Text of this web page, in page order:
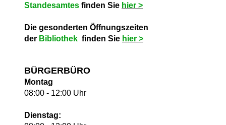
Standesamtes finden Sie hier >
Die gesonderten Öffnungszeiten
der Bibliothek finden Sie hier >
BÜRGERBÜRO
Montag
08:00 - 12:00 Uhr
Dienstag: